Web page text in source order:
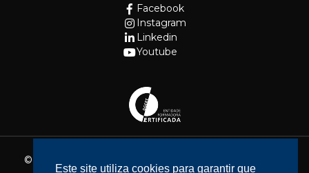
Este site utiliza cookies para garantir que
Facebook
Instagram
Linkedin
Youtube
© 2026 - Fundação Cidade de Lisboa. Todos os direitos